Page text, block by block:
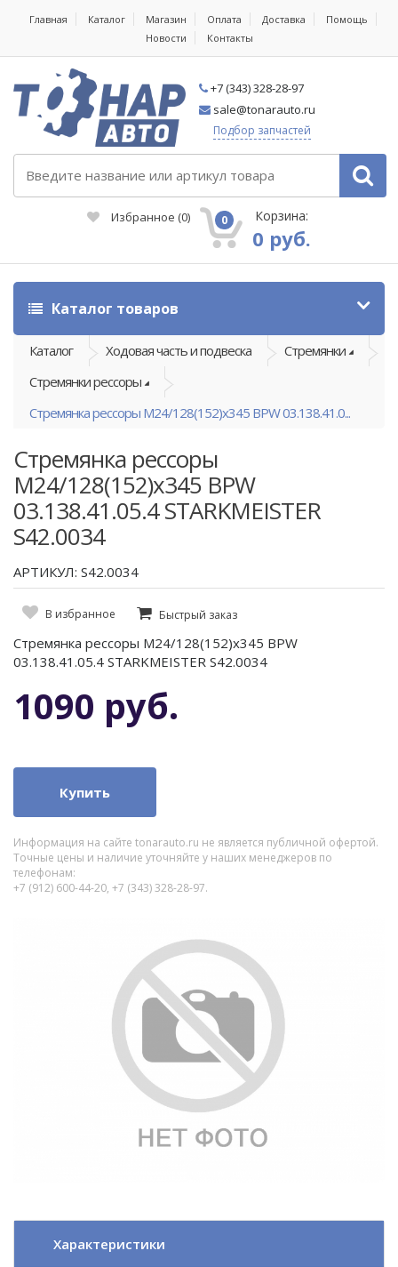
Главная Каталог Магазин Оплата Доставка
Помощь
Новости
Контакты
+7 (343) 328-28-97
sale@tonarauto.ru
Подбор запчастей
Избранное (0) 0 Корзина:
0 руб.
Каталог товаров
Каталог Ходовая часть и подвеска
Стремянки
Стремянки рессоры
Стремянка рессоры М24/128(152)х345 BPW 03.138.41.0...
Стремянка рессоры
М24/128(152)х345 BPW
03.138.41.05.4 STARKMEISTER
S42.0034
АРТИКУЛ: S42.0034
В избранное Быстрый заказ
Стремянка рессоры М24/128(152)х345 BPW
03.138.41.05.4 STARKMEISTER S42.0034
1090 руб.
Купить
Информация на сайте tonarauto.ru не является публичной офертой.
Точные цены и наличие уточняйте у наших менеджеров по
телефонам:
+7 (912) 600-44-20, +7 (343) 328-28-97.
Характеристики